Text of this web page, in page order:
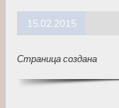
15.02.2015
Страница создана